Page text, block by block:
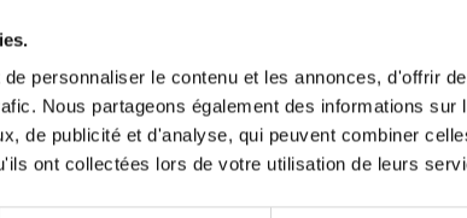
personnaliser le contenu et les annonces, d'offrir
Nous partageons également des informations sur
de publicité et d'analyse, qui peuvent combiner
ont collectées lors de votre utilisation de leurs